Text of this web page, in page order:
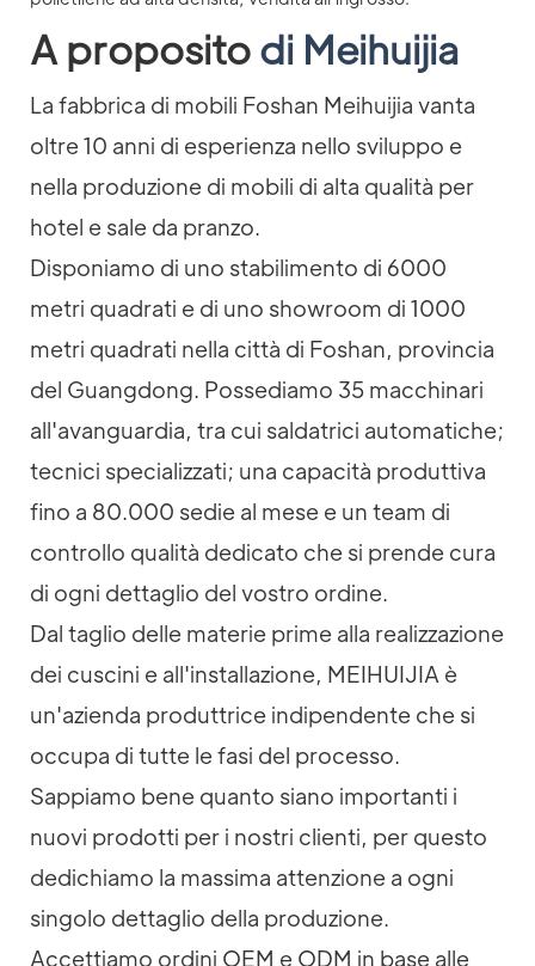
A propositodi Meihuijia
La fabbrica di mobili Foshan Meihuijia vanta
oltre 10 anni di esperienza nello sviluppo e
nella produzione di mobili di alta qualità per
hotel e sale da pranzo.
Disponiamo di uno stabilimento di 6000
metri quadrati e di uno showroom di 1000
metri quadrati nella città di Foshan, provincia
del Guangdong. Possediamo 35 macchinari
all'avanguardia, tra cui saldatrici automatiche;
tecnici specializzati; una capacità produttiva
fino a 80.000 sedie al mese e un team di
controllo qualità dedicato che si prende cura
di ogni dettaglio del vostro ordine.
Dal taglio delle materie prime alla realizzazione
dei cuscini e all'installazione, MEIHUIJIA è
un'azienda produttrice indipendente che si
occupa di tutte le fasi del processo.
Sappiamo bene quanto siano importanti i
nuovi prodotti per i nostri clienti, per questo
dedichiamo la massima attenzione a ogni
singolo dettaglio della produzione.
Accettiamo ordini OEM e ODM in base alle